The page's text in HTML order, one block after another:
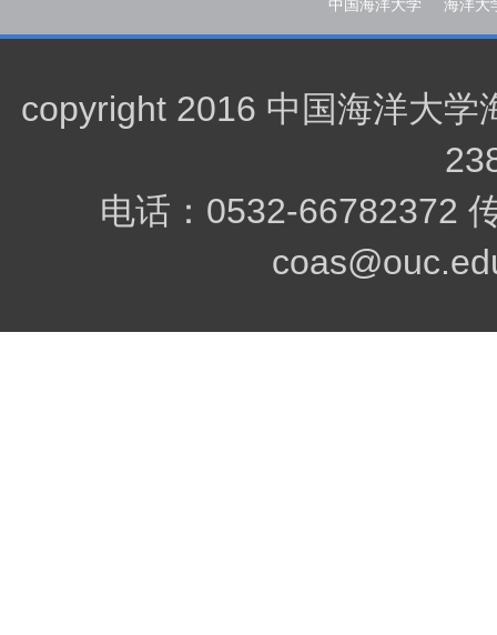
中国海洋大学 海洋大
copyright 2016 中国海洋大学
电话：0532-66782372